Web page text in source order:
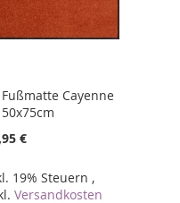
Fußmatte Cayenne
50x75cm
€
19% Steuern ,
Versandkosten
In
den
Warenkorb